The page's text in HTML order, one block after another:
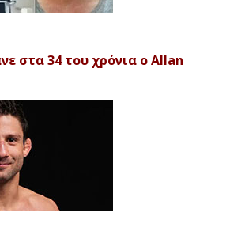
στα 34 του χρόνια ο Allan